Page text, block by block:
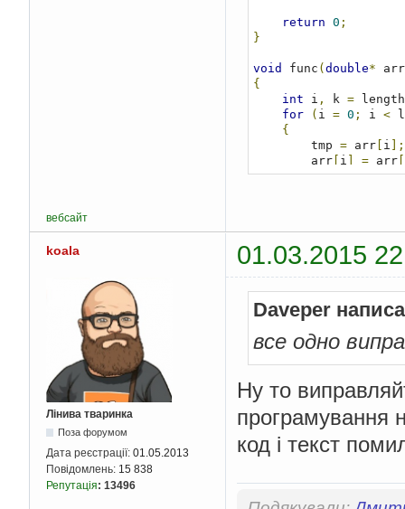
return 0 ;
}
void func ( double* arr
{
int i , k = length
for
( i = 0 ; i <
{
        tmp
= arr[ i ];
        arr
[ i = arr[
        arr
[k] = tmp;
}
}
int c, lenght;
int length =
        tmp
= str[c ];
[
        str
[length -
}
//lenght!=length !!!
for (c = 0; c <
вебсайт
koala 01.03.2015
Лінива тваринка
Поза форумом
Дата реєстрації: 01.05.2013
Повідомлень: 15 838
Репутація: 13496
Daveper
все одно
Ну то
програмування
код і текст